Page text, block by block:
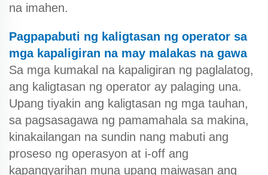
na imahen.
Pagpapabuti ng kaligtasan ng operator sa
mga kapaligiran na may malakas na gawa
Sa mga kumakal na kapaligiran ng paglalatog,
ang kaligtasan ng operator ay palaging una.
Upang tiyakin ang kaligtasan ng mga tauhan,
sa pagsasagawa ng pamamahala sa makina,
kinakailangan na sundin nang mabuti ang
proseso ng operasyon at i-off ang
kapangyarihan muna upang maiwasan ang